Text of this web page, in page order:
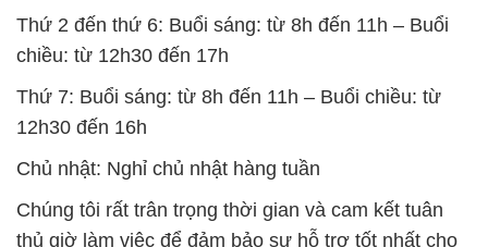
Thứ 2 đến thứ 6: Buổi sáng: từ 8h đến 11h – Buổi
chiều: từ 12h30 đến 17h
Thứ 7: Buổi sáng: từ 8h đến 11h – Buổi chiều: từ
12h30 đến 16h
Chủ nhật: Nghỉ chủ nhật hàng tuần
Chúng tôi rất trân trọng thời gian và cam kết tuân
thủ giờ làm việc để đảm bảo sự hỗ trợ tốt nhất cho